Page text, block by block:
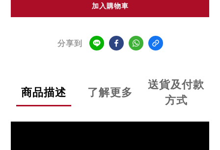
加入購物車
分享到
商品描述 了解更多
送貨及付款
方式